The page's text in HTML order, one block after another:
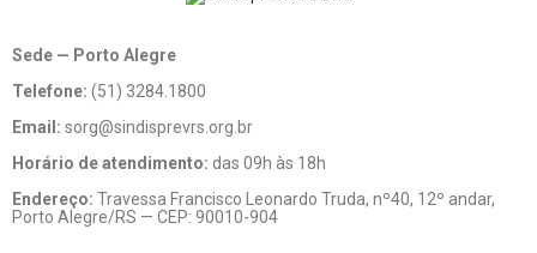
Sede — Porto Alegre
Telefone: (51) 3284.1800
Email: sorg@sindisprevrs.org.br
Horário de atendimento: das 09h às 18h
Endereço: Travessa Francisco Leonardo Truda, nº40, 12º andar,
Porto Alegre/RS — CEP: 90010-904